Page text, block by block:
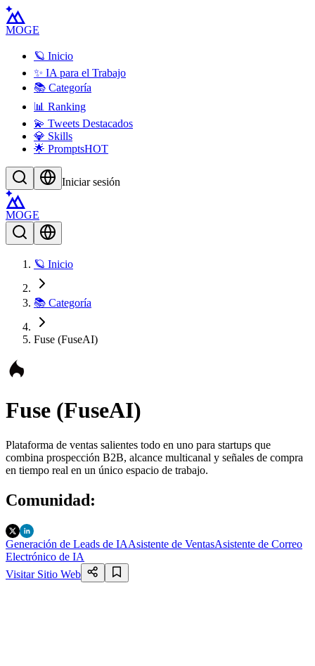
MOGE
🪐 Inicio
✨ IA para el Trabajo
📚 Categoría
📊 Ranking
💫 Tweets Destacados
💎 Skills
🌟 PromptsHOT
Iniciar sesión
MOGE
🪐 Inicio
📚 Categoría
Fuse (FuseAI)
Fuse (FuseAI)
Plataforma de ventas salientes todo en uno para startups que
combina prospección B2B, alcance multicanal y señales de compra
en tiempo real en un único espacio de trabajo.
Comunidad:
Generación de Leads de IAAsistente de VentasAsistente de Correo
Electrónico de IA
Visitar Sitio Web